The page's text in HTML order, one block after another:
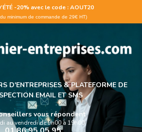
cookies-20% avec le code : AOUT20
minimum de commande de 29€ HT)
D'ENTREPRISES &PLATEFORME DE
EMAIL ET SMS
vous répondent
au vendredi de 9h00 à 19h00